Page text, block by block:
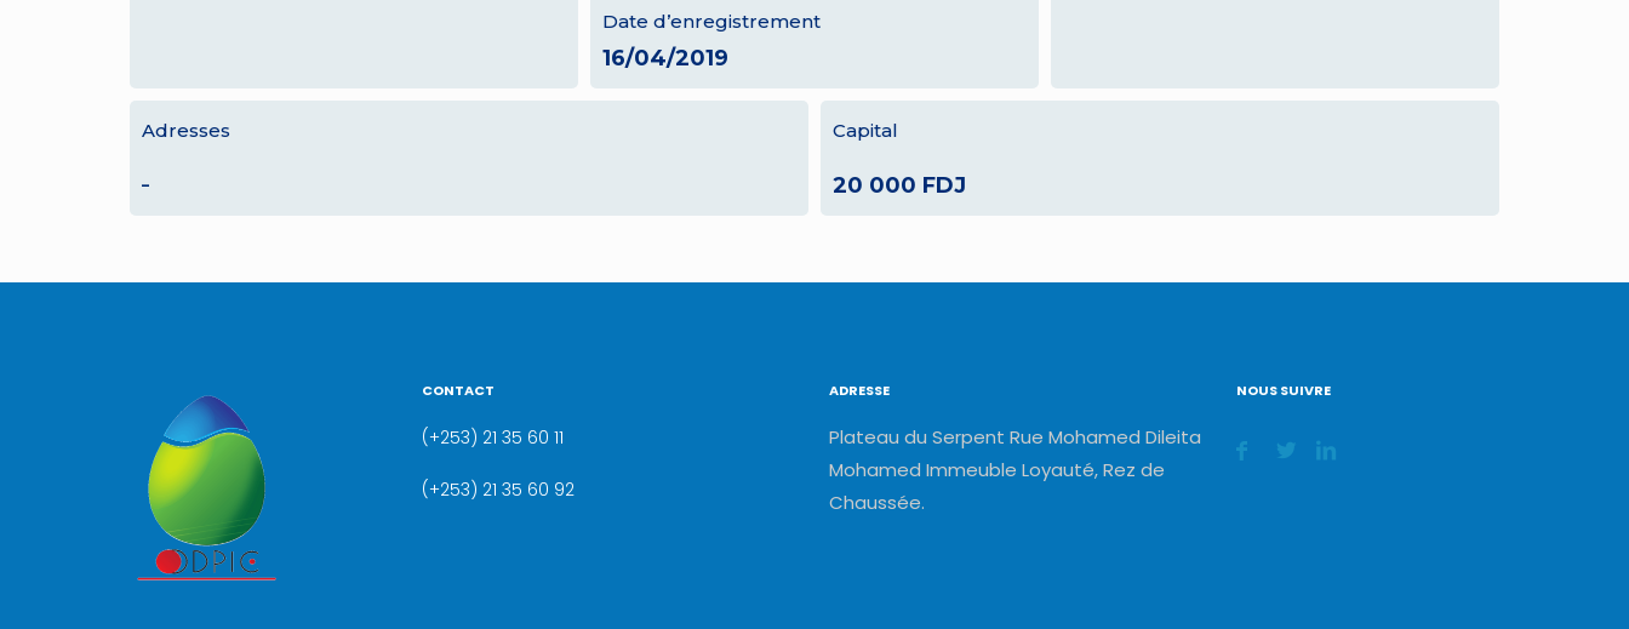
Date d’enregistrement
16/04/2019
Adresses
–
Capital
20 000 FDJ
CONTACT
(+253) 21 35 60 11
(+253) 21 35 60 92
ADRESSE
Plateau du Serpent Rue Mohamed Dileita
Mohamed Immeuble Loyauté, Rez de
Chaussée.
NOUS SUIVRE